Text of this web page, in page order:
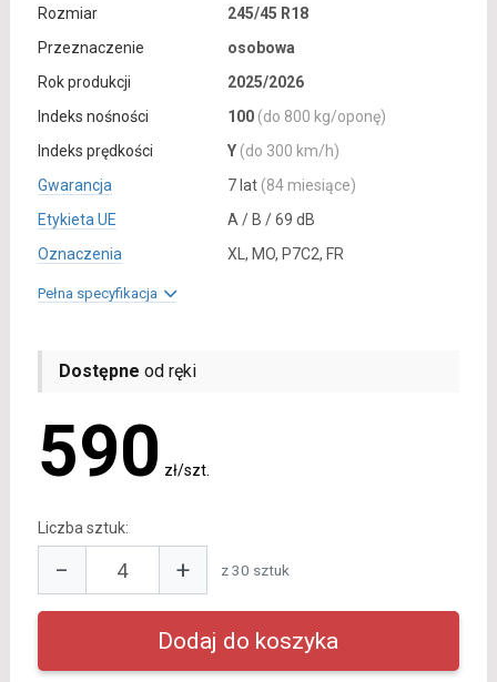
Rozmiar
245/45 R18
Przeznaczenie
osobowa
Rok produkcji
2025/2026
Indeks nośności
100 (do 800 kg/oponę)
Indeks prędkości
Y (do 300 km/h)
Gwarancja
7 lat (84 miesiące)
Etykieta UE
A / B / 69 dB
Oznaczenia
XL, MO, P7C2, FR
Pełna specyfikacja
Dostępne od ręki
590 zł/szt.
Liczba sztuk:
− + z 30 sztuk